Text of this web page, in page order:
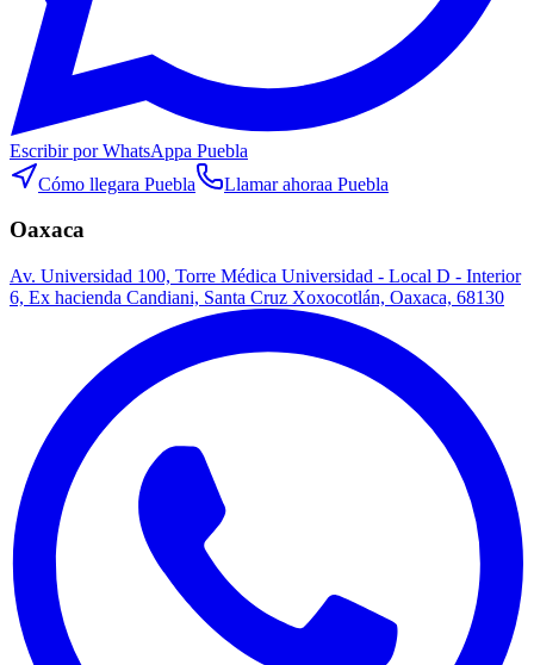
Escribir por WhatsAppa Puebla
Cómo llegara Puebla Llamar ahoraa Puebla
Oaxaca
Av. Universidad 100, Torre Médica Universidad - Local D - Interior
6, Ex hacienda Candiani, Santa Cruz Xoxocotlán, Oaxaca, 68130